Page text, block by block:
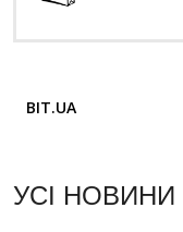
BIT.UA
УСІ НОВИНИ